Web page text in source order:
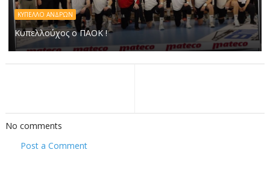
ΚΥΠΕΛΛΟ ΑΝΔΡΩΝ
Κυπελλούχος ο ΠΑΟΚ !
No comments
Post a Comment